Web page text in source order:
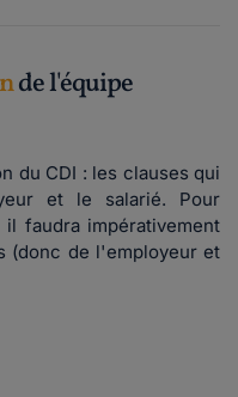
de l'équipe
du CDI : les clauses qui
et le salarié. Pour
faudra impérativement
(donc de l'employeur et